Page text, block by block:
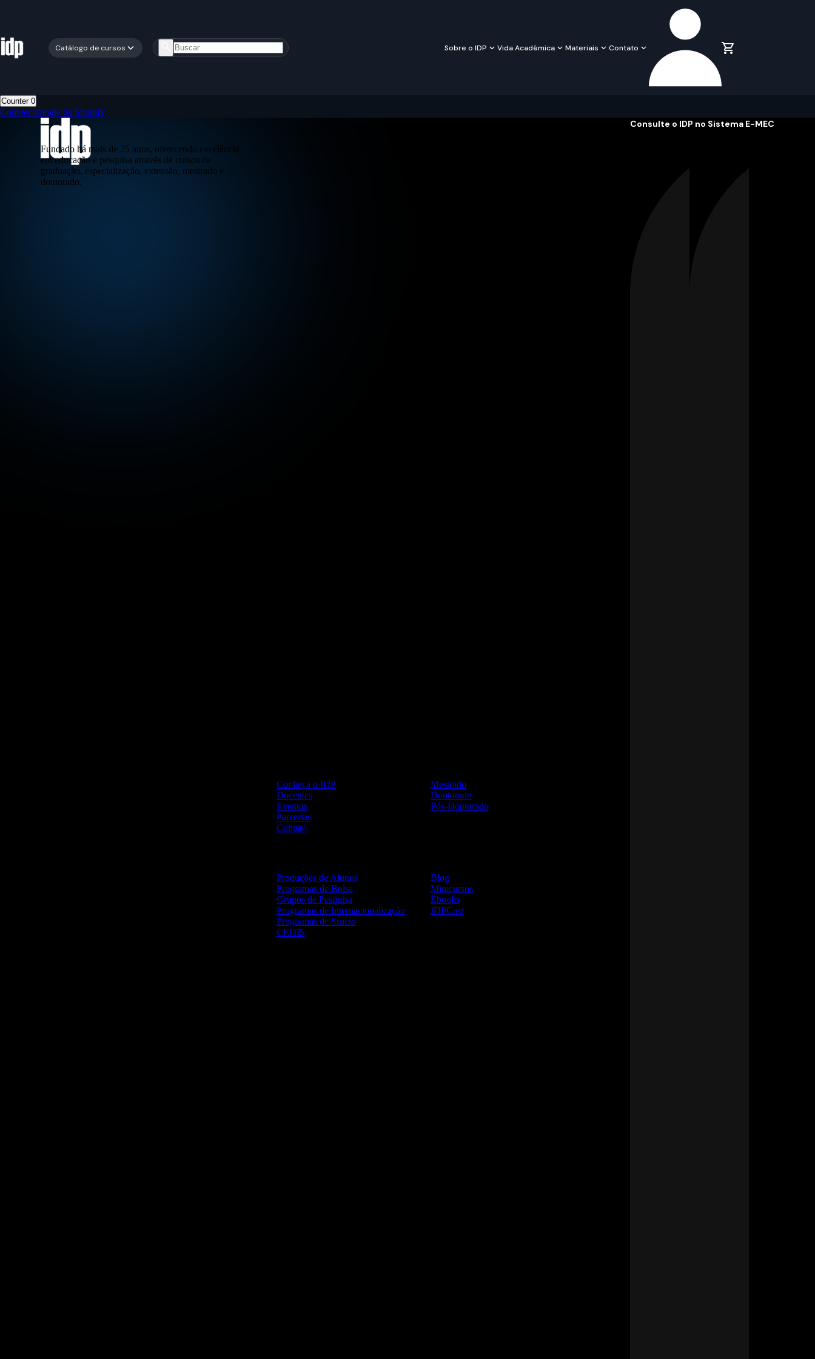
Catálogo de cursos Sobre o IDP Vida Acadêmica Materiais Contato
Counter 0
Com tecnologia da Shopify
Fundado há mais de 25 anos, oferecendo excelência
em educação e pesquisa através de cursos de
graduação, especialização, extensão, mestrado e
doutorado.
Conheça o IDP
Docentes
Eventos
Parcerias
Contato
Mestrado
Doutorado
Pós-Doutorado
Produções de Alunos
Programas de Bolsa
Grupos de Pesquisa
Programas de Internacionalização
Programas de Stricto
CEDIS
Blog
Minicursos
Ebooks
IDPCast
Consulte o IDP no Sistema E-MEC